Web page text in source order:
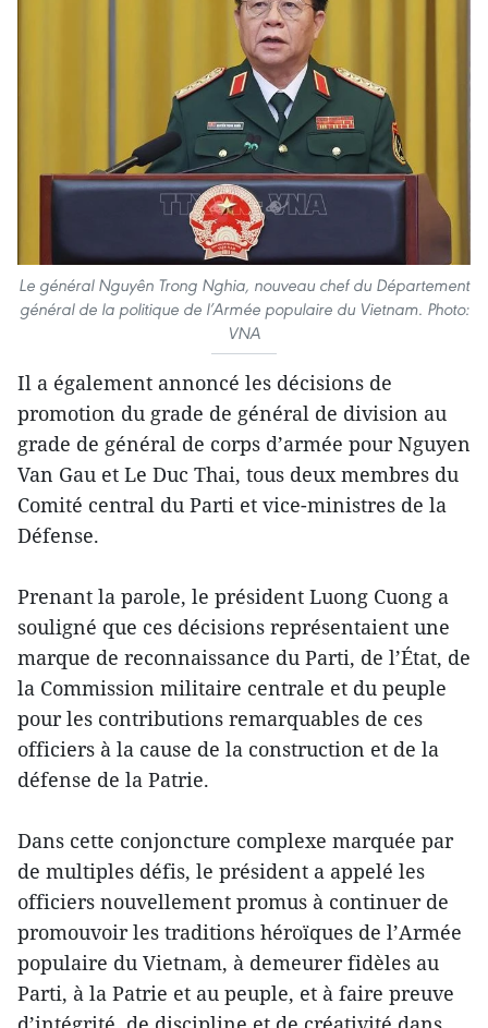
Le général Nguyên Trong Nghia, nouveau chef du Département
général de la politique de l’Armée populaire du Vietnam. Photo:
VNA
Il a également annoncé les décisions de
promotion du grade de général de division au
grade de général de corps d’armée pour Nguyen
Van Gau et Le Duc Thai, tous deux membres du
Comité central du Parti et vice-ministres de la
Défense.
Prenant la parole, le président Luong Cuong a
souligné que ces décisions représentaient une
marque de reconnaissance du Parti, de l’État, de
la Commission militaire centrale et du peuple
pour les contributions remarquables de ces
officiers à la cause de la construction et de la
défense de la Patrie.
Dans cette conjoncture complexe marquée par
de multiples défis, le président a appelé les
officiers nouvellement promus à continuer de
promouvoir les traditions héroïques de l’Armée
populaire du Vietnam, à demeurer fidèles au
Parti, à la Patrie et au peuple, et à faire preuve